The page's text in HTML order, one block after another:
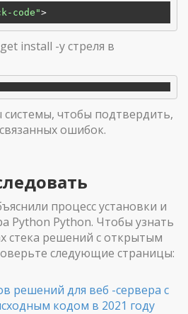
code"
install -y стреля в
чтобы подтвердить,
ошибок.
процесс установки и
Python Python. Чтобы узнать
стека решений с открытым
следующие страницы:
решений для веб -сервера с
кодом в 2021 году